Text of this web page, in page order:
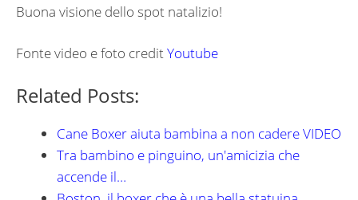
Buona visione dello spot natalizio!
Fonte video e foto creditYoutube
Related Posts:
Cane Boxer aiuta bambina a non cadere VIDEO
Tra bambino e pinguino, un'amicizia che
accende il…